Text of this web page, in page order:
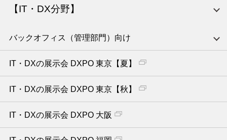
【IT・DX分野】
バックオフィス（管理部門）向け
IT・DXの展示会 DXPO 東京【夏】
IT・DXの展示会 DXPO 東京【秋】
IT・DXの展示会 DXPO 大阪